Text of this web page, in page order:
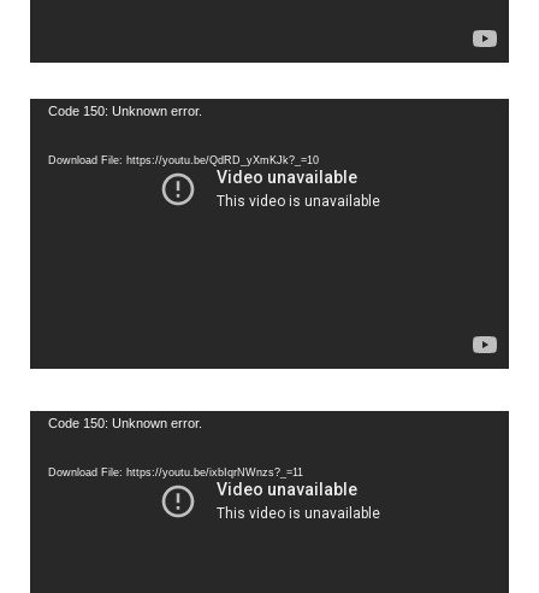
Video
Code 150: Unknown error.
Download File: https://youtu.be/QdRD_yXmKJk?_=10
Video
Code 150: Unknown error.
Download File: https://youtu.be/ixbIqrNWnzs?_=11